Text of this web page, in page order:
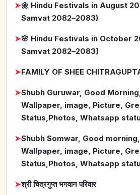
➤🌼 Hindu Festivals in August
Samvat 2082–2083)
➤🌸 Hindu Festivals in October
Samvat 2082–2083]
➤FAMILY OF SHEE
➤Shubh Guruwar, Good
Wallpaper, image, Picture,
Status,Photos, Whatsapp
➤Shubh Somwar, Good
Wallpaper, image, Picture,
Status,Photos, Whatsapp
➤श्री चित्रगुप्त भगवान परिवार